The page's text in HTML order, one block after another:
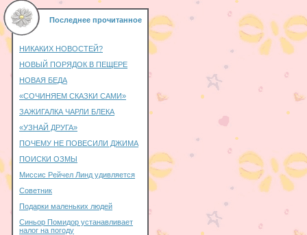
Последнее прочитанное
НИКАКИХ НОВОСТЕЙ?
НОВЫЙ ПОРЯДОК В ПЕЩЕРЕ
НОВАЯ БЕДА
«СОЧИНЯЕМ СКАЗКИ САМИ»
ЗАЖИГАЛКА ЧАРЛИ БЛЕКА
«УЗНАЙ ДРУГА»
ПОЧЕМУ НЕ ПОВЕСИЛИ ДЖИМА
ПОИСКИ ОЗМЫ
Миссис Рейчел Линд удивляется
Советник
Подарки маленьких людей
Синьор Помидор устанавливает
налог на погоду